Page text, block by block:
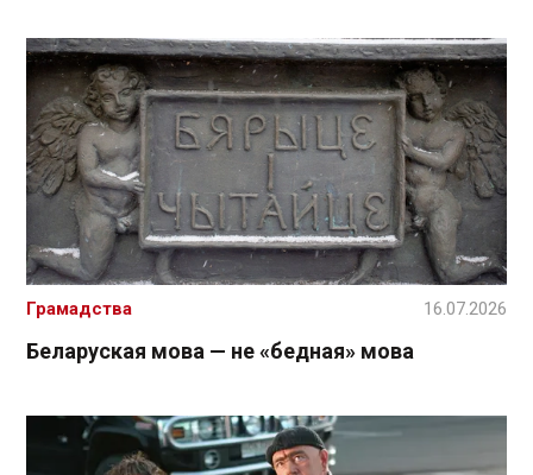
Беларуская мова — не «бедная» мова
Грамадства 16.07.2026